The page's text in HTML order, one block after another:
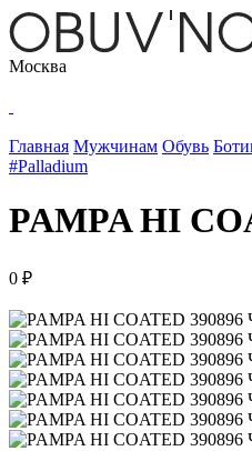
Москва
Главная Мужчинам Обувь
#Palladium
PAMPA HI
0 ₽